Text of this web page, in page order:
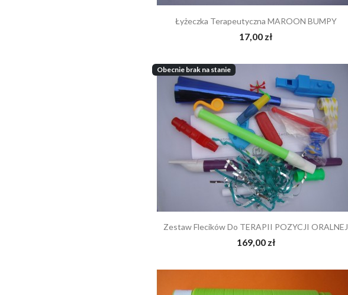
Łyżeczka Terapeutyczna MAROON BUMPY
17,00 zł
Zestaw Flecików Do TERAPII POZYCJI ORALNEJ
169,00 zł
Obecnie brak na stanie